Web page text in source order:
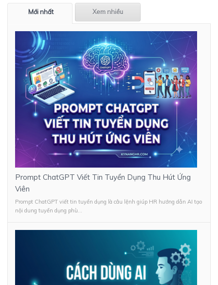
Mới nhất Xem nhiều
Prompt ChatGPT Viết Tin Tuyển Dụng Thu Hút Ứng
Viên
Prompt ChatGPT viết tin tuyển dụng là câu lệnh giúp HR hướng dẫn AI tạo
nội dung tuyển dụng phù...